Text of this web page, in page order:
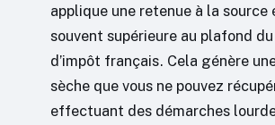
applique une retenue à la source
souvent supérieure au plafond
d’impôt français. Cela génère
sèche que vous ne pouvez
effectuant des démarches